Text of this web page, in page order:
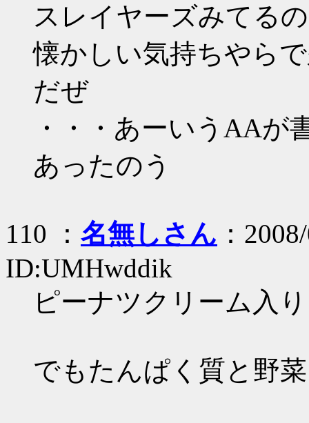
スレイヤーズみてる
懐かしい気持ちやら
だぜ
・・・あーいうAAが
あったのう
110 ： 名無しさん ：
ID:UMHwddik
ピーナツクリーム入
でもたんぱく質と野